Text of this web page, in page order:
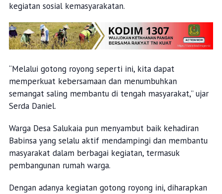
kegiatan sosial kemasyarakatan.
“Melalui gotong royong seperti ini, kita dapat
memperkuat kebersamaan dan menumbuhkan
semangat saling membantu di tengah masyarakat,” ujar
Serda Daniel.
Warga Desa Salukaia pun menyambut baik kehadiran
Babinsa yang selalu aktif mendampingi dan membantu
masyarakat dalam berbagai kegiatan, termasuk
pembangunan rumah warga.
Dengan adanya kegiatan gotong royong ini, diharapkan